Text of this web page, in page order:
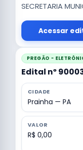
SECRETARIA
Acessar
PREGÃO -
Edital nº
CIDADE
Prainha — PA
VALOR
R$ 0,00